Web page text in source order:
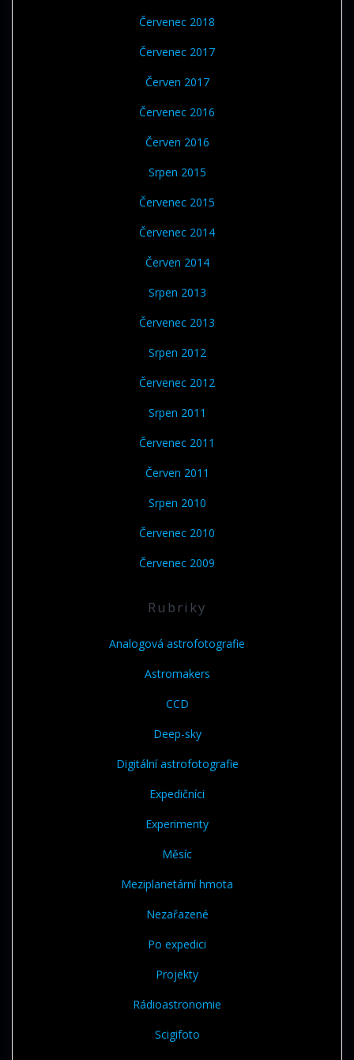
Červenec 2018
Červenec 2017
Červen 2017
Červenec 2016
Červen 2016
Srpen 2015
Červenec 2015
Červenec 2014
Červen 2014
Srpen 2013
Červenec 2013
Srpen 2012
Červenec 2012
Srpen 2011
Červenec 2011
Červen 2011
Srpen 2010
Červenec 2010
Červenec 2009
Rubriky
Analogová astrofotografie
Astromakers
CCD
Deep-sky
Digitální astrofotografie
Expedičníci
Experimenty
Měsíc
Meziplanetární hmota
Nezařazené
Po expedici
Projekty
Rádioastronomie
Scigifoto